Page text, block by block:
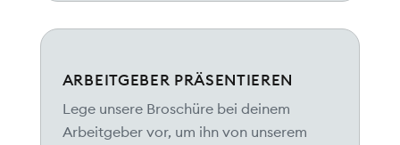
ARBEITGEBER PRÄSENTIEREN
Lege unsere Broschüre bei deinem
Arbeitgeber vor, um ihn von unserem